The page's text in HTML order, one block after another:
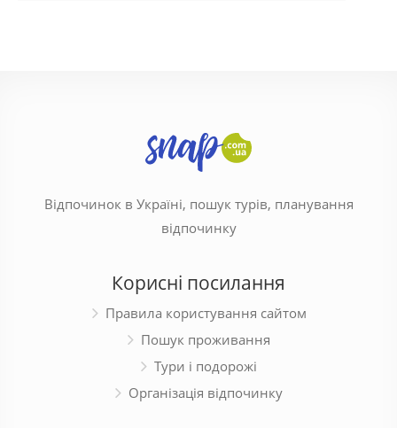
Відпочинок в Україні, пошук турів, планування
відпочинку
Корисні посилання
Правила користування сайтом
Пошук проживання
Тури і подорожі
Організація відпочинку